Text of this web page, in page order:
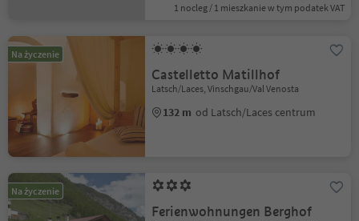
1 nocleg / 1 mieszkanie w tym podatek VAT
Na życzenie
Castelletto Matillhof
Latsch/Laces, Vinschgau/Val Venosta
132 m od Latsch/Laces centrum
Na życzenie
Ferienwohnungen Berghof